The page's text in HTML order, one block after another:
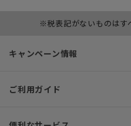
※税表記がないものはす
キャンペーン情報
ご利用ガイド